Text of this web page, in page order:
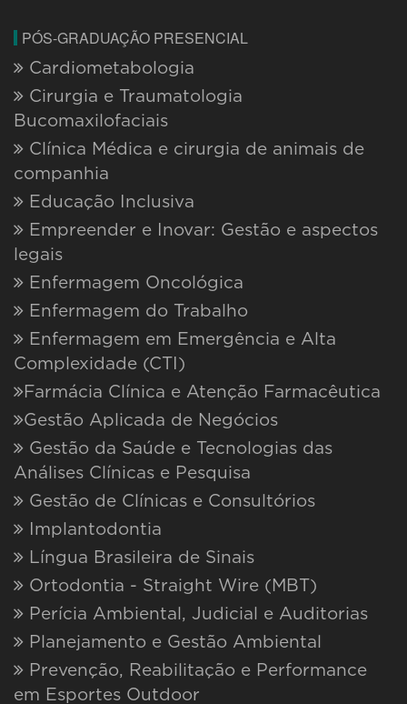
PÓS-GRADUAÇÃO PRESENCIAL
Cardiometabologia
Cirurgia e Traumatologia
Bucomaxilofaciais
Clínica Médica e cirurgia de animais de
companhia
Educação Inclusiva
Empreender e Inovar: Gestão e aspectos
legais
Enfermagem Oncológica
Enfermagem do Trabalho
Enfermagem em Emergência e Alta
Complexidade (CTI)
Farmácia Clínica e Atenção Farmacêutica
Gestão Aplicada de Negócios
Gestão da Saúde e Tecnologias das
Análises Clínicas e Pesquisa
Gestão de Clínicas e Consultórios
Implantodontia
Língua Brasileira de Sinais
Ortodontia - Straight Wire (MBT)
Perícia Ambiental, Judicial e Auditorias
Planejamento e Gestão Ambiental
Prevenção, Reabilitação e Performance
em Esportes Outdoor